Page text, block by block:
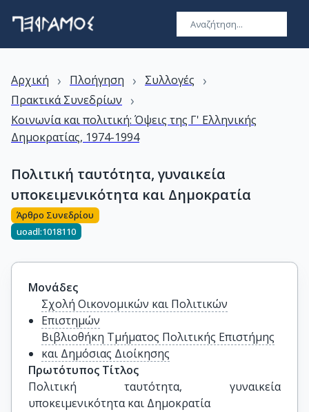
Αρχική › Πλοήγηση › Συλλογές ›
Πρακτικά Συνεδρίων ›
Κοινωνία και πολιτική: Όψεις της Γ' Ελληνικής
Δημοκρατίας, 1974-1994
Πολιτική ταυτότητα, γυναικεία
υποκειμενικότητα και Δημοκρατία
Άρθρο Συνεδρίου
uoadl:1018110
Μονάδες
Σχολή Οικονομικών και Πολιτικών
Επιστημών
Βιβλιοθήκη Τμήματος Πολιτικής Επιστήμης
και Δημόσιας Διοίκησης
Πρωτότυπος Τίτλος
Πολιτική ταυτότητα, γυναικεία
υποκειμενικότητα και Δημοκρατία